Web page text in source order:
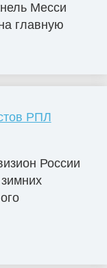
Месси
главную
РПЛ
России